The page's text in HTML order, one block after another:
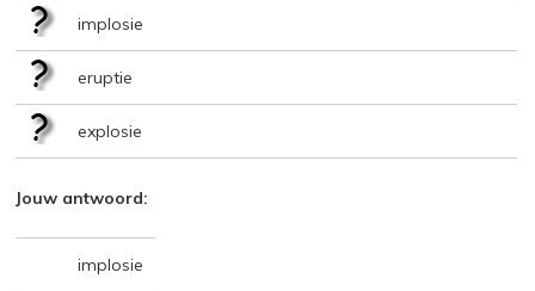
implosie
eruptie
explosie
Jouw antwoord:
implosie